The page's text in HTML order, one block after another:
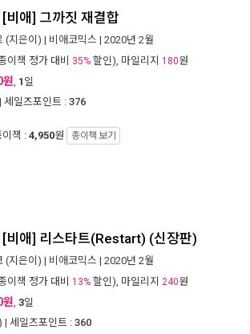
비애] 그까짓 재결합
(지은이) | 비애코믹스 | 2020년 2월
이책 정가 대비 35% 할인), 마일리지 180원
원, 1 일
세일즈포인트 : 376
이책 :4,950원 종이책 보기
[비애] 리스타트(Restart) (신장판)
(지은이) | 비애코믹스 | 2020년 2월
이책 정가 대비 13% 할인), 마일리지 240원
원, 3일
| 세일즈포인트 : 360